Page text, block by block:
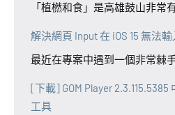
「植橪和食」是高雄鼓山非常
解決網頁 Input 在 iOS 15 無法輸
最近在專案中遇到一個非常棘
[下載] GOM Player
工具